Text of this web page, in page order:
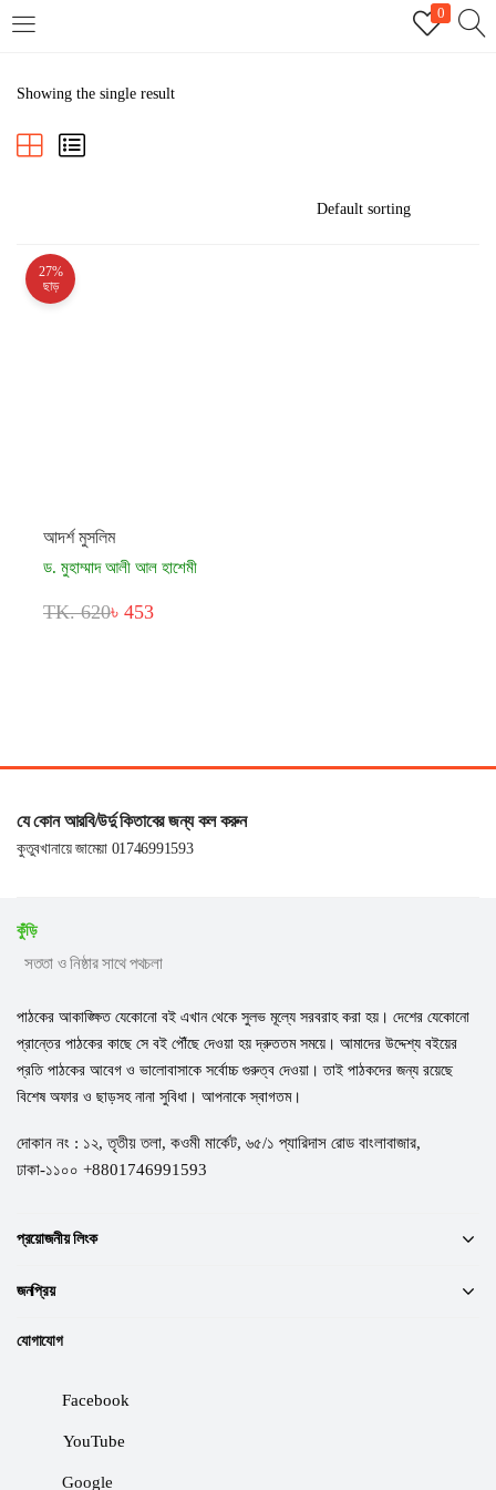
0
REGISTER
Showing the single result
27%
ছাড়
আদর্শ মুসলিম
ড. মুহাম্মাদ আলী আল হাশেমী
TK. 620৳ 453
যে কোন আরবি/উর্দু কিতাবের জন্য কল করুন
কুতুবখানায়ে জামেয়া 01746991593
কুঁড়ি
সততা ও নিষ্ঠার সাথে পথচলা
পাঠকের আকাঙ্ক্ষিত যেকোনো বই এখান থেকে সুলভ মূল্যে সরবরাহ করা হয়। দেশের যেকোনো
প্রান্তের পাঠকের কাছে সে বই পৌঁছে দেওয়া হয় দ্রুততম সময়ে। আমাদের উদ্দেশ্য বইয়ের
প্রতি পাঠকের আবেগ ও ভালোবাসাকে সর্বোচ্চ গুরুত্ব দেওয়া। তাই পাঠকদের জন্য রয়েছে
বিশেষ অফার ও ছাড়সহ নানা সুবিধা। আপনাকে স্বাগতম।
দোকান নং : ১২, তৃতীয় তলা, কওমী মার্কেট, ৬৫/১ প্যারিদাস রোড বাংলাবাজার,
ঢাকা-১১০০ +8801746991593
প্রয়োজনীয় লিংক
জনপ্রিয়
যোগাযোগ
Facebook
YouTube
Google